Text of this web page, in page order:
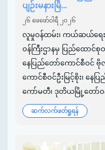
ပျဉ်းမနားမြိ...
၂၆ ဖေဖော်ဝါရီ ၂၀၂၆
လူမှုဝန်ထမ်း၊ ကယ်ဆယ်ရေးနှ
ဝန်ကြီးဌာနမှ ပြည်ထောင်
နေပြည်တော်ကောင်စီဝင် ဗိုလ်
ကောင်စီဝင်ဦးမြင့်စိုး၊ နေ
ကော်မတီ၊ ဒုတိယမြို့တော်ဝန်
ဆက်လက်ဖတ်ရှုရန်